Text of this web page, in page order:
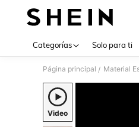
Categorías Solo para ti
Página principal / Material
Video